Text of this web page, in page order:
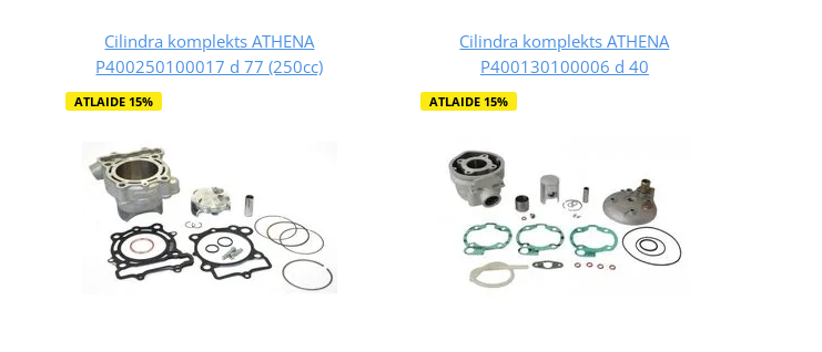
Cilindra komplekts ATHENA
P400250100017 d 77 (250cc)
ATLAIDE 15%
Cilindra komplekts ATHENA
P400130100006 d 40
ATLAIDE 15%